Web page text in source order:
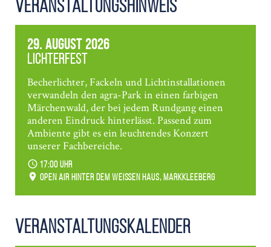
Veranstaltungshinweis
29. August 2026
Lichterfest
Becherlichter, Fackeln und Lichtinstallationen
verwandeln den agra-Park in einen farbigen
Märchenwald, der bei jedem Rundgang einen
anderen Eindruck hinterlässt. Passend zum
Ambiente gibt es ein leuchtendes Konzert
unserer Fachbereiche.
17:00 Uhr
Open Air hinter dem weißen Haus, Markkleeberg
Veranstaltungs­kalender